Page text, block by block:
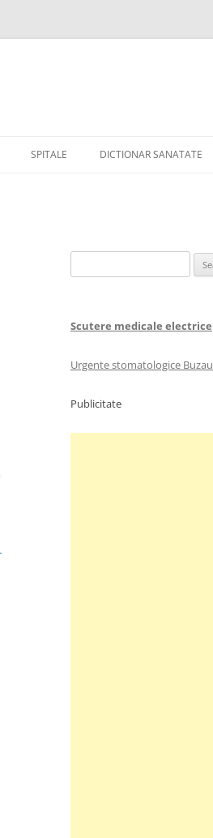
SPITALE DICTIONAR SANATATE
for:
Scutere medicale electrice
Urgente stomatologice Buzau
Publicitate